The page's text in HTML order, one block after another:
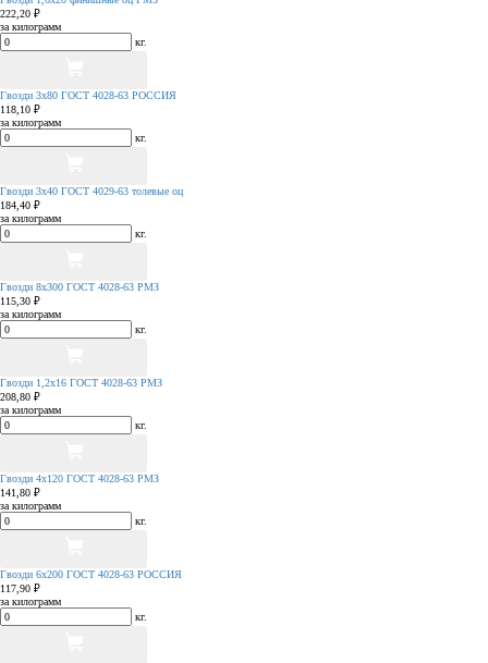
222,20 ₽
за килограмм
кг.
Гвозди 3х80 ГОСТ 4028-63 РОССИЯ
118,10 ₽
за килограмм
кг.
Гвозди 3х40 ГОСТ 4029-63 толевые оц
184,40 ₽
за килограмм
кг.
Гвозди 8х300 ГОСТ 4028-63 РМЗ
115,30 ₽
за килограмм
кг.
Гвозди 1,2х16 ГОСТ 4028-63 РМЗ
208,80 ₽
за килограмм
кг.
Гвозди 4х120 ГОСТ 4028-63 РМЗ
141,80 ₽
за килограмм
кг.
Гвозди 6х200 ГОСТ 4028-63 РОССИЯ
117,90 ₽
за килограмм
кг.